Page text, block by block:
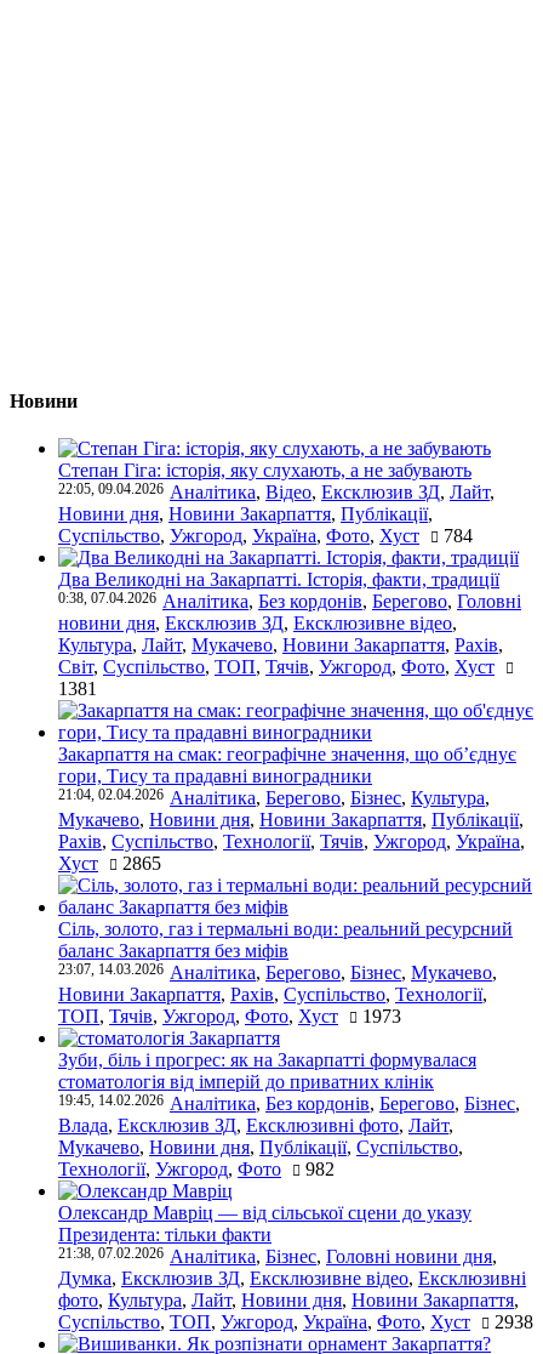
Новини
Степан Гіга: історія, яку слухають, а не забувають
22:05, 09.04.2026 Аналітика, Відео, Ексклюзив ЗД, Лайт,
Новини дня, Новини Закарпаття, Публікації,
Суспільство, Ужгород, Україна, Фото, Хуст 784
Два Великодні на Закарпатті. Історія, факти, традиції
0:38, 07.04.2026 Аналітика, Без кордонів, Берегово, Головні
новини дня, Ексклюзив ЗД, Ексклюзивне відео,
Культура, Лайт, Мукачево, Новини Закарпаття, Рахів,
Світ, Суспільство, ТОП, Тячів, Ужгород, Фото, Хуст
1381
Закарпаття на смак: географічне значення, що об’єднує
гори, Тису та прадавні виноградники
21:04, 02.04.2026 Аналітика, Берегово, Бізнес, Культура,
Мукачево, Новини дня, Новини Закарпаття, Публікації,
Рахів, Суспільство, Технології, Тячів, Ужгород, Україна,
Хуст
2865
Сіль, золото, газ і термальні води: реальний ресурсний
баланс Закарпаття без міфів
23:07, 14.03.2026 Аналітика, Берегово, Бізнес, Мукачево,
Новини Закарпаття, Рахів, Суспільство, Технології,
ТОП, Тячів, Ужгород, Фото, Хуст 1973
Зуби, біль і прогрес: як на Закарпатті формувалася
стоматологія від імперій до приватних клінік
19:45, 14.02.2026 Аналітика, Без кордонів, Берегово, Бізнес,
Влада, Ексклюзив ЗД, Ексклюзивні фото, Лайт,
Мукачево, Новини дня, Публікації, Суспільство,
Технології, Ужгород, Фото 982
Олександр Мавріц — від сільської сцени до указу
Президента: тільки факти
21:38, 07.02.2026 Аналітика, Бізнес, Головні новини дня,
Думка, Ексклюзив ЗД, Ексклюзивне відео, Ексклюзивні
фото, Культура, Лайт, Новини дня, Новини Закарпаття,
Суспільство, ТОП, Ужгород, Україна, Фото, Хуст 2938